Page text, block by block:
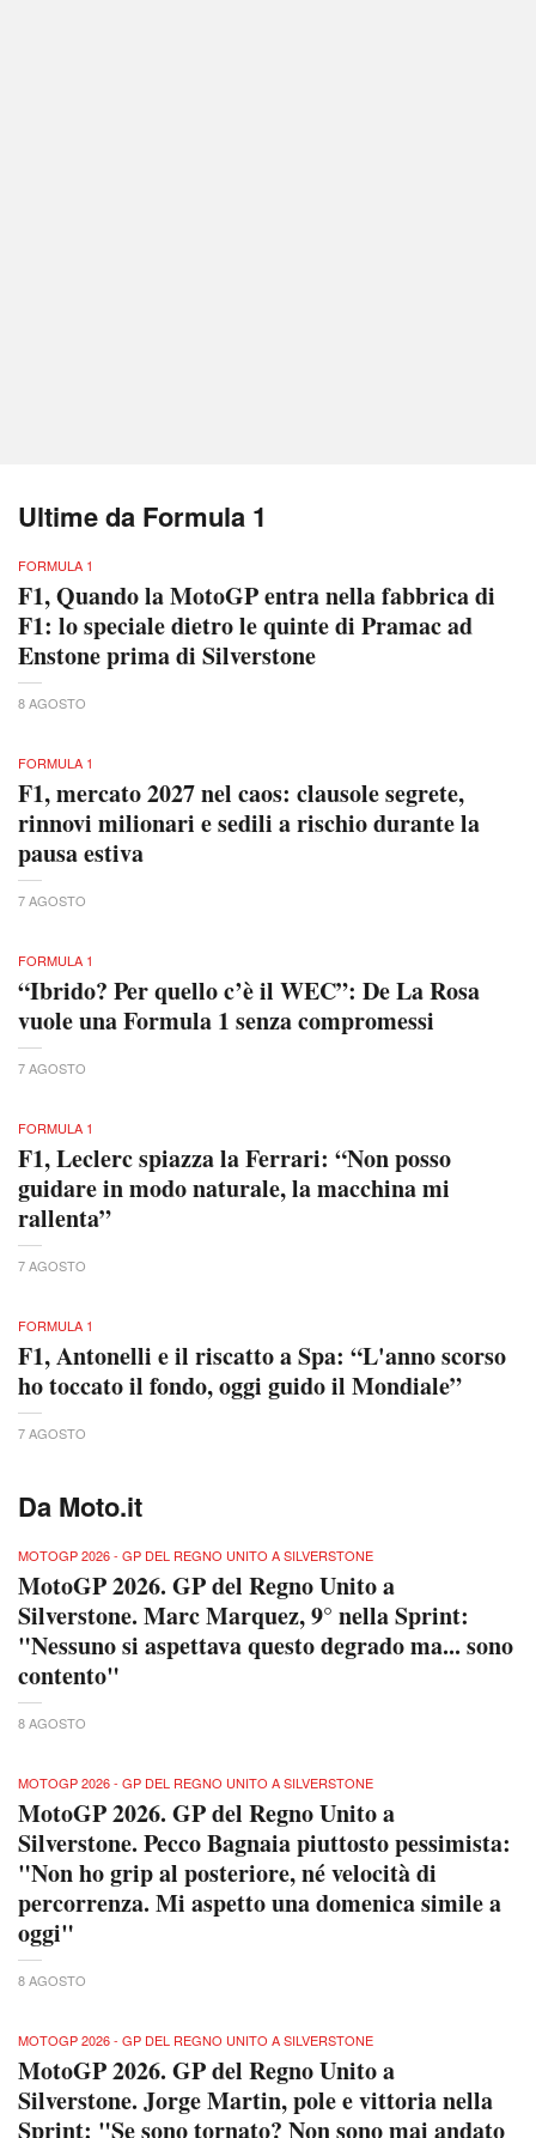
Ultime da Formula 1
FORMULA 1
F1, Quando la MotoGP entra nella fabbrica di
F1: lo speciale dietro le quinte di Pramac ad
Enstone prima di Silverstone
8 AGOSTO
FORMULA 1
F1, mercato 2027 nel caos: clausole segrete,
rinnovi milionari e sedili a rischio durante la
pausa estiva
7 AGOSTO
FORMULA 1
“Ibrido? Per quello c’è il WEC”: De La Rosa
vuole una Formula 1 senza compromessi
7 AGOSTO
FORMULA 1
F1, Leclerc spiazza la Ferrari: “Non posso
guidare in modo naturale, la macchina mi
rallenta”
7 AGOSTO
FORMULA 1
F1, Antonelli e il riscatto a Spa: “L'anno scorso
ho toccato il fondo, oggi guido il Mondiale”
7 AGOSTO
Da Moto.it
MOTOGP 2026 - GP DEL REGNO UNITO A SILVERSTONE
MotoGP 2026. GP del Regno Unito a
Silverstone. Marc Marquez, 9° nella Sprint:
"Nessuno si aspettava questo degrado ma... sono
contento"
8 AGOSTO
MOTOGP 2026 - GP DEL REGNO UNITO A SILVERSTONE
MotoGP 2026. GP del Regno Unito a
Silverstone. Pecco Bagnaia piuttosto pessimista:
"Non ho grip al posteriore, né velocità di
percorrenza. Mi aspetto una domenica simile a
oggi"
8 AGOSTO
MOTOGP 2026 - GP DEL REGNO UNITO A SILVERSTONE
MotoGP 2026. GP del Regno Unito a
Silverstone. Jorge Martin, pole e vittoria nella
Sprint: "Se sono tornato? Non sono mai andato